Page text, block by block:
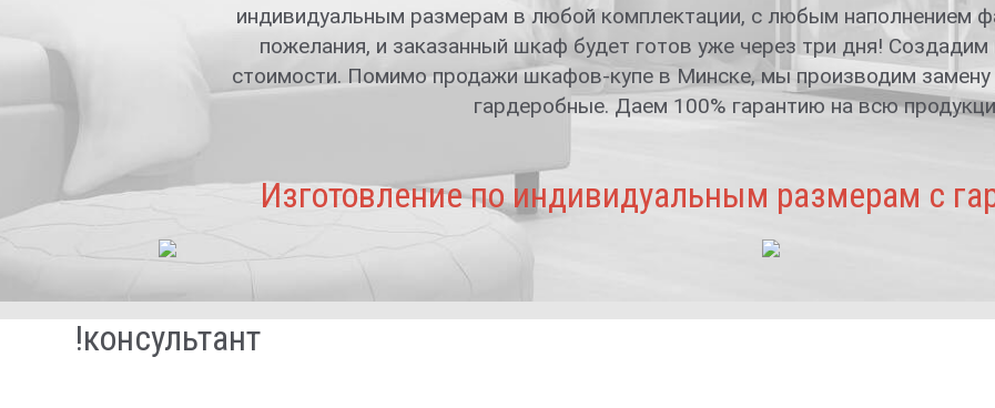
индивидуальным размерам в любой комплектации, с любым наполнением
пожелания, и заказанный шкаф будет готов уже через три дня!
стоимости. Помимо продажи шкафов-купе в Минске, мы производим
гардеробные. Даем 100% гарантию на всю
Изготовление по индивидуальным размерам с
!консультант